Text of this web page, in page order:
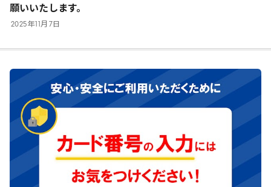
願いいたします。
2025年 月 7 日